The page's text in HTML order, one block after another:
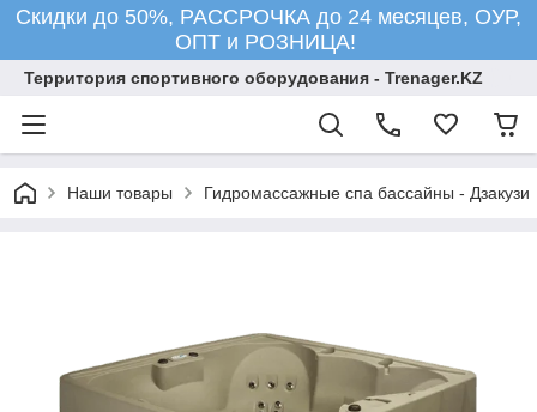
Скидки до 50%, РАССРОЧКА до 24 месяцев, ОУР,
ОПТ и РОЗНИЦА!
Территория спортивного оборудования - Trenager.KZ
Наши товары Гидромассажные спа бассайны - Дзакузи